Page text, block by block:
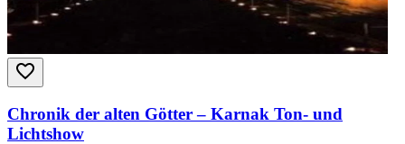
Chronik der alten Götter – Karnak Ton- und
Lichtshow